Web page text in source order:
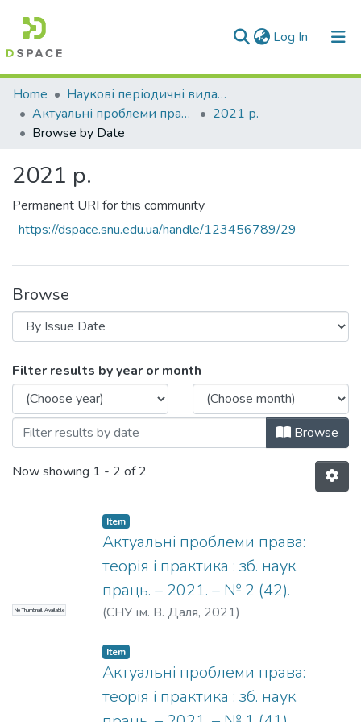
Log In (current)
Communities & Collections
All of DSpace
Home
Наукові періодичні видання СНУ ім. В. Даля
Актуальні проблеми права: теорія і практика
2021 р.
Browse by Date
2021 р.
Permanent URI for this community
https://dspace.snu.edu.ua/handle/123456789/29
Browse
Browsing 2021 р. by Issue Date
Filter results by year or month
Browse
Now showing 1 - 2 of 2
No Thumbnail Available
Item
Актуальні проблеми права:
теорія і практика : зб. наук.
праць. – 2021. – № 2 (42).
(СНУ ім. В. Даля, 2021)
Item
Актуальні проблеми права:
теорія і практика : зб. наук.